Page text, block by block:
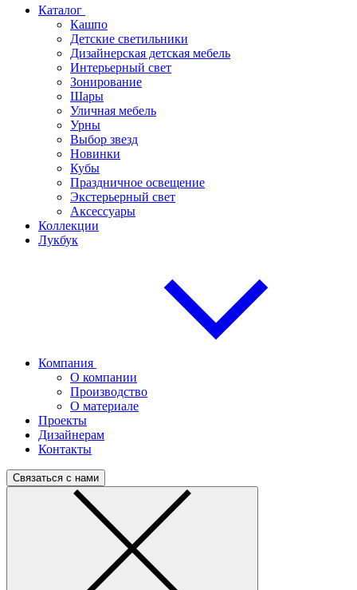
Каталог
Кашпо
Детские светильники
Дизайнерская детская мебель
Интерьерный свет
Зонирование
Шары
Уличная мебель
Урны
Выбор звезд
Новинки
Кубы
Праздничное освещение
Экстерьерный свет
Аксессуары
Коллекции
Лукбук
Компания
О компании
Производство
О материале
Проекты
Дизайнерам
Контакты
Связаться с нами